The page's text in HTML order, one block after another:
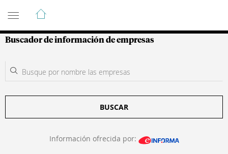
Guía de Empresas Colombianas
Buscador de información de empresas
BUSCAR
Información ofrecida por: